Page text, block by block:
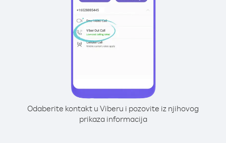
Odaberite kontakt u Viberu i pozovite iz njihovog
prikaza informacija